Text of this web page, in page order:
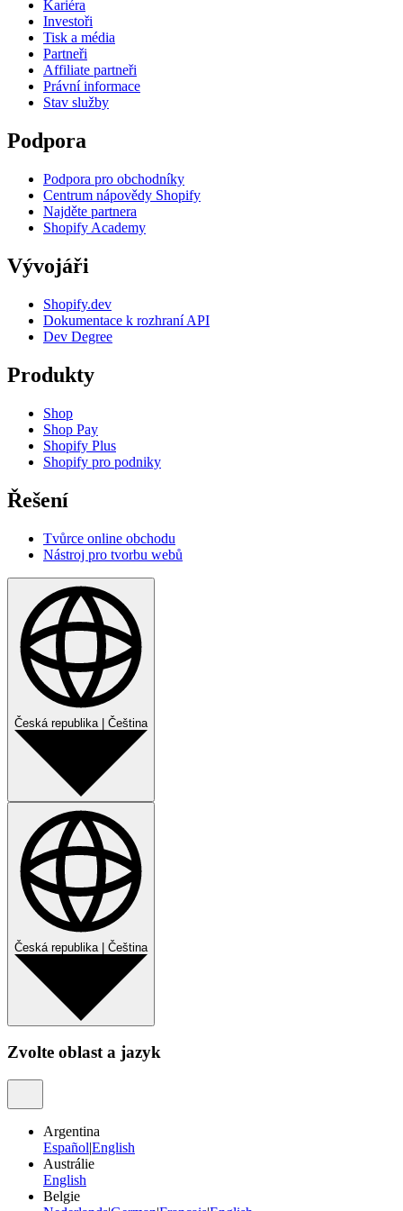
Kariéra
Investoři
Tisk a média
Partneři
Affiliate partneři
Právní informace
Stav služby
Podpora
Podpora pro obchodníky
Centrum nápovědy Shopify
Najděte partnera
Shopify Academy
Vývojáři
Shopify.dev
Dokumentace k rozhraní API
Dev Degree
Produkty
Shop
Shop Pay
Shopify Plus
Shopify pro podniky
Řešení
Tvůrce online obchodu
Nástroj pro tvorbu webů
Česká republika | Čeština
Česká republika | Čeština
Zvolte oblast a jazyk
Argentina
Español|English
Austrálie
English
Belgie